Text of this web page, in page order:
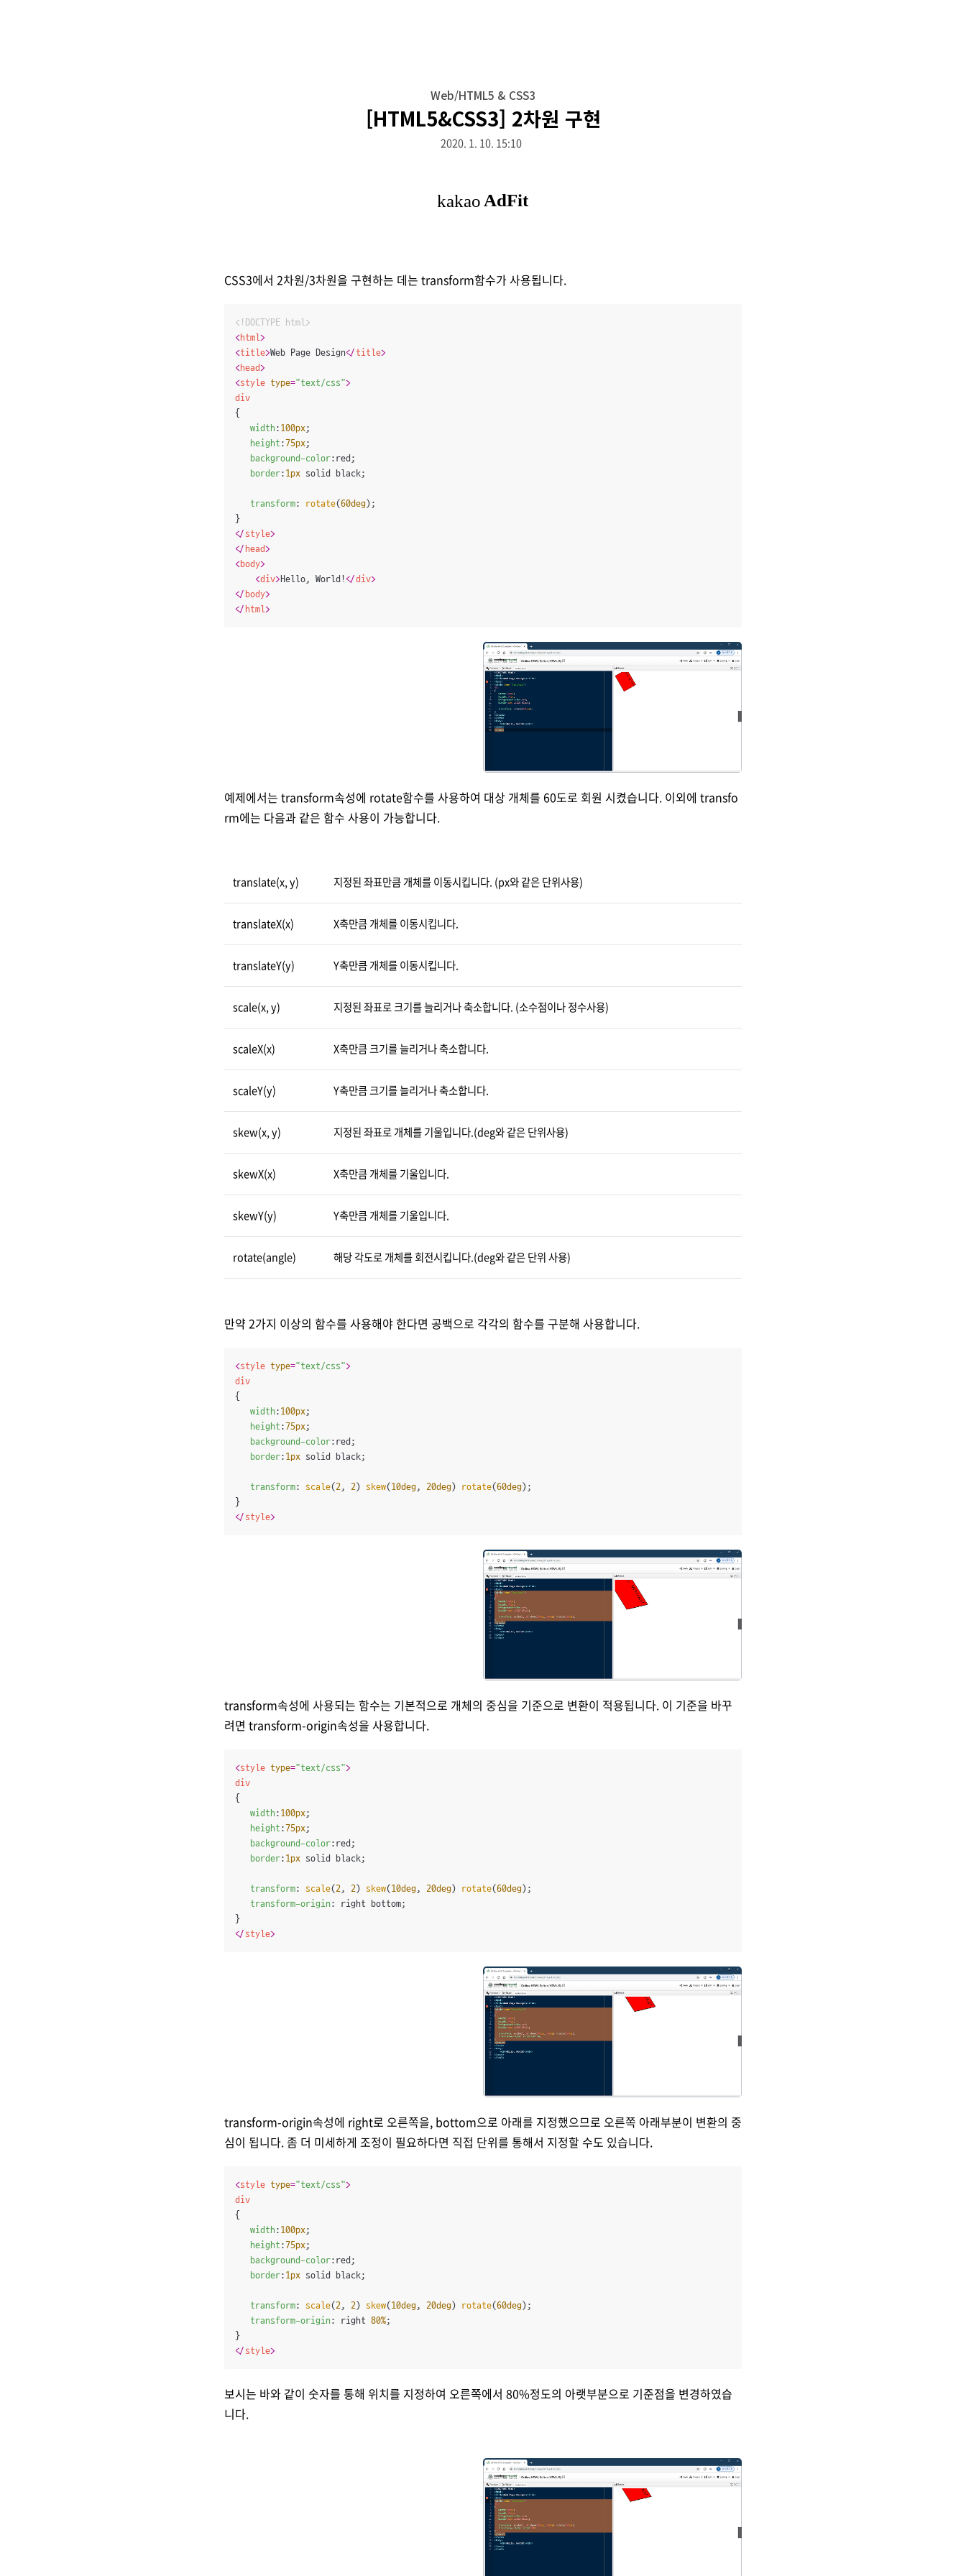
Web/HTML5 & CSS3
[HTML5&CSS3] 2차원 구현
2020. 1. 10. 15:10
CSS3에서 2차원/3차원을 구현하는 데는 transform함수가 사용됩니다.
<!DOCTYPE html>
<html>
<title>Web Page Design</ title>
<head>
<style type="text/css">
div
{
width : 100px;
height :75px;
background-color:red;
border: 1px solid black;
transform: rotate(60deg);
</ style>
</ head>
<body>
<div> Hello, World! </div>
</ body>
</ html>
예제에서는 transform속성에 rotate함수를 사용하여 대상 개체를 60도로 회원 시켰습니다. 이외에 transfo
rm에는 다음과 같은 함수 사용이 가능합니다.
translate(x, y) 지정된 좌표만큼 개체를 이동시킵니다. (px와 같은 단위사용)
translateX(x) X축만큼 개체를 이동시킵니다.
translateY(y) Y축만큼 개체를 이동시킵니다.
scale(x, y) 지정된 좌표로 크기를 늘리거나 축소합니다. (소수점이나 정수사용)
scaleX(x) X축만큼 크기를 늘리거나 축소합니다.
scaleY(y) Y축만큼 크기를 늘리거나 축소합니다.
skew(x, y) 지정된 좌표로 개체를 기울입니다.(deg와 같은 단위사용)
skewX(x) X축만큼 개체를 기울입니다.
skewY(y) Y축만큼 개체를 기울입니다.
rotate(angle) 해당 각도로 개체를 회전시킵니다.(deg와 같은 단위 사용)
만약 2가지 이상의 함수를 사용해야 한다면 공백으로 각각의 함수를 구분해 사용합니다.
<style type="text/css">
div
{
width : 100px;
height :75px;
background-color:red;
border: 1px solid black;
transform: scale(2, 2) skew( 10deg, 20deg) rotate(60deg);
</ style>
transform속성에 사용되는 함수는 기본적으로 개체의 중심을 기준으로 변환이 적용됩니다. 이 기준을 바꾸
려면 transform-origin속성을 사용합니다.
<style type="text/css">
div
{
width : 100px;
height :75px;
background-color:red;
border: 1px solid black;
transform: scale(2, 2) skew( 10deg, 20deg) rotate(60deg);
transform-origin : right bottom;
</ style>
transform-origin속성에 right로 오른쪽을, bottom으로 아래를 지정했으므로 오른쪽 아래부분이 변환의 중
심이 됩니다. 좀 더 미세하게 조정이 필요하다면 직접 단위를 통해서 지정할 수도 있습니다.
<style type="text/css">
div
{
width : 100px;
height :75px;
background-color:red;
border: 1px solid black;
transform: scale(2, 2) skew( 10deg, 20deg) rotate(60deg);
transform-origin : right 80%;
</ style>
보시는 바와 같이 숫자를 통해 위치를 지정하여 오른쪽에서 80%정도의 아랫부분으로 기준점을 변경하였습
니다.